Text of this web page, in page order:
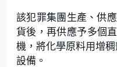
該犯罪集團生產、供
貨後，再供應予多個
機，將化學原料用增
設備。